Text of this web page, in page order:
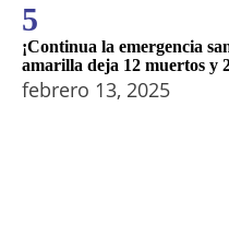
5
¡Continua la emergencia
amarilla deja 12 muertos y
febrero 13, 2025